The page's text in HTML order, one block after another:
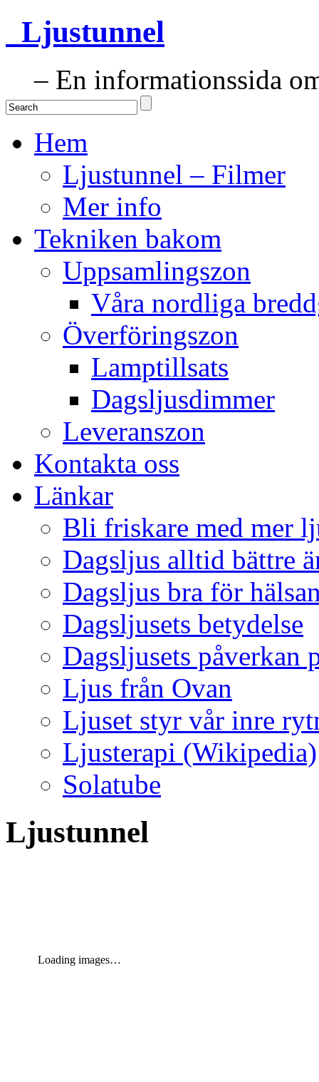
Ljustunnel
– En informationssida
Hem
Ljustunnel – Filmer
Mer info
Tekniken bakom
Uppsamlingszon
Våra nordliga
Överföringszon
Lamptillsats
Dagsljusdimmer
Leveranszon
Kontakta oss
Länkar
Bli friskare med mer
Dagsljus alltid bättre
Dagsljus bra för
Dagsljusets betydelse
Dagsljusets påverkan
Ljus från Ovan
Ljuset styr vår inre
Ljusterapi (Wikipedia)
Solatube
Ljustunnel
Loading images…